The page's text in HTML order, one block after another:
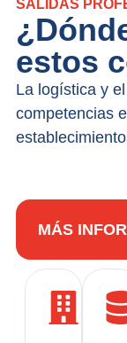
SALIDAS
estos
La logística y
competencias
MÁS